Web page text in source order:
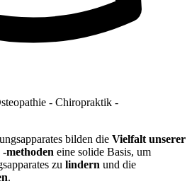
- Chiropraktik -
bilden die Vielfalt unserer
methoden eine solide Basis, um
zu lindern und die
.